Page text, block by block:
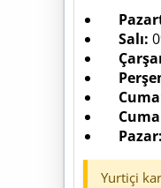
Salı:
Pazar:
Yurtiçi